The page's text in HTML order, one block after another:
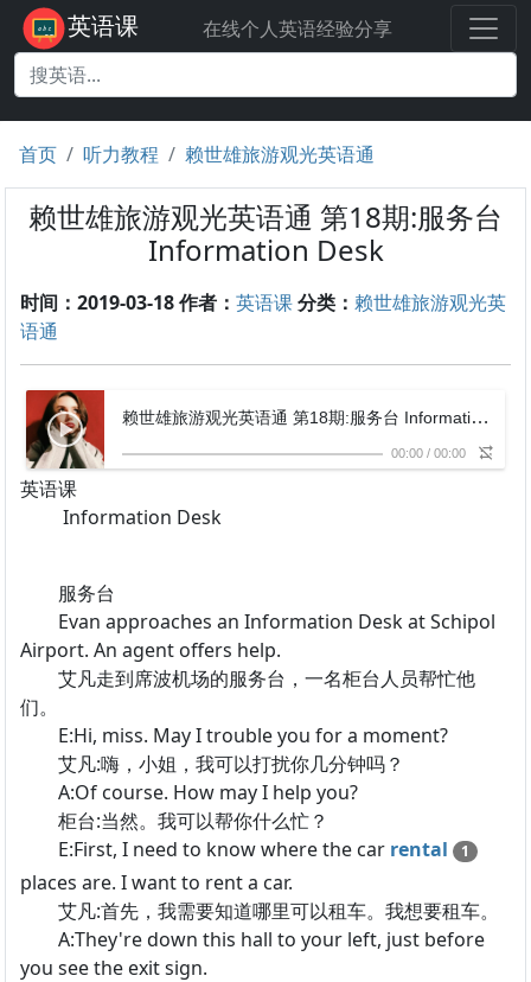
英语课 在线个人英语经验分享
首页 听力教程 赖世雄旅游观光英语通
赖世雄旅游观光英语通 第18期:服务台
Information Desk
时间：2019-03-18作者： 英语课分类： 赖世雄旅游观光英
语通
赖世雄旅游观光英语通 第18期:服务台 Information Desk
00:00 / 00:00
英语课
Information Desk
服务台
Evan approaches an Information Desk at Schipol
Airport. An agent offers help.
艾凡走到席波机场的服务台，一名柜台人员帮忙他
们。
E:Hi, miss. May I trouble you for a moment?
艾凡:嗨，小姐，我可以打扰你几分钟吗？
A:Of course. How may I help you?
柜台:当然。我可以帮你什么忙？
E:First, I need to know where the car rental 1
places are. I want to rent a car.
艾凡:首先，我需要知道哪里可以租车。我想要租车。
A:They're down this hall to your left, just before
you see the exit sign.